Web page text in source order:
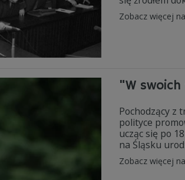
Zobacz więcej
"W
Pochodzący z
polityce
ucząc się po
na Śląsku
Zobacz więcej